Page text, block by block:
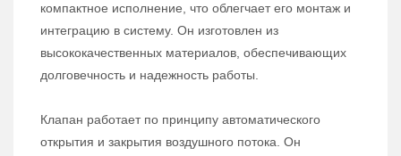
компактное исполнение, что облегчает его монтаж и
интеграцию в систему. Он изготовлен из
высококачественных материалов, обеспечивающих
долговечность и надежность работы.
Клапан работает по принципу автоматического
открытия и закрытия воздушного потока. Он